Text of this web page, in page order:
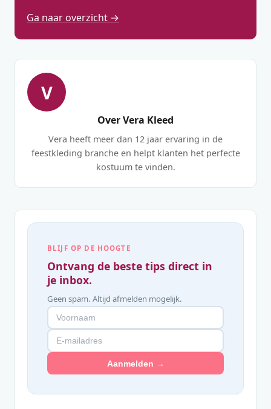
Ga naar overzicht →
V
Over Vera Kleed
Vera heeft meer dan 12 jaar ervaring in de
feestkleding branche en helpt klanten het perfecte
kostuum te vinden.
BLIJF OP DE HOOGTE
Ontvang de beste tips direct in
je inbox.
Geen spam. Altijd afmelden mogelijk.
Aanmelden →